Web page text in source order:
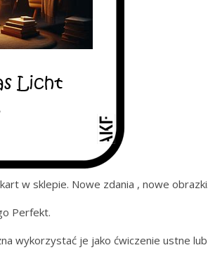
w sklepie. Nowe zdania , nowe obrazki.
Perfekt.
wykorzystać je jako ćwiczenie ustne